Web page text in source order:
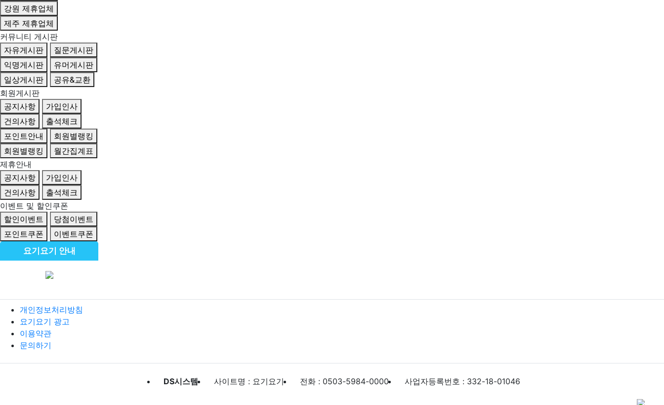
강원 제휴업체
제주 제휴업체
커뮤니티 게시판
자유게시판
질문게시판
익명게시판
유머게시판
일상게시판
공유&교환
회원게시판
공지사항
가입인사
건의사항
출석체크
포인트안내
회원별랭킹
회원별랭킹
월간집계표
제휴안내
공지사항
가입인사
건의사항
출석체크
이벤트 및 할인쿠폰
할인이벤트
당첨이벤트
포인트쿠폰
이벤트쿠폰
요기요기 안내
개인정보처리방침
요기요기 광고
이용약관
문의하기
DS시스템 사이트명 : 요기요기 전화 : 0503-5984-0000 사업자등록번호 : 332-18-01046